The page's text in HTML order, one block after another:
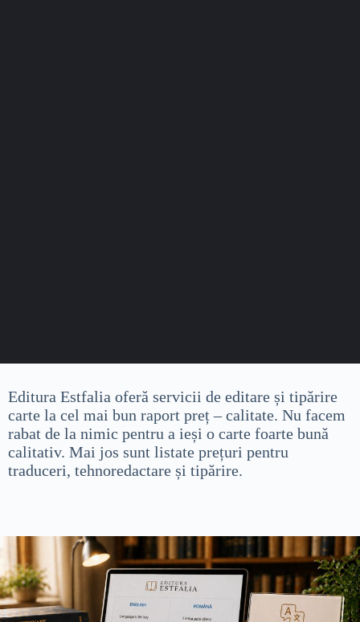
Editura Estfalia oferă servicii de editare și tipărire
carte la cel mai bun raport preț – calitate. Nu facem
rabat de la nimic pentru a ieși o carte foarte bună
calitativ. Mai jos sunt listate prețuri pentru
traduceri, tehnoredactare și tipărire.